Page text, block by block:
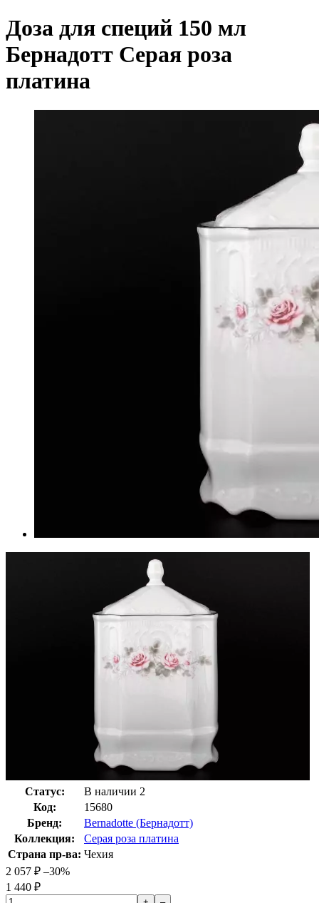
Доза для специй 150 мл
Бернадотт Серая роза
платина
Статус: В наличии 2
Код:
15680
Бренд:
Bernadotte (Бернадотт)
Коллекция:
Серая роза платина
Страна пр-ва: Чехия
2 057 ₽ –30%
1 440 ₽